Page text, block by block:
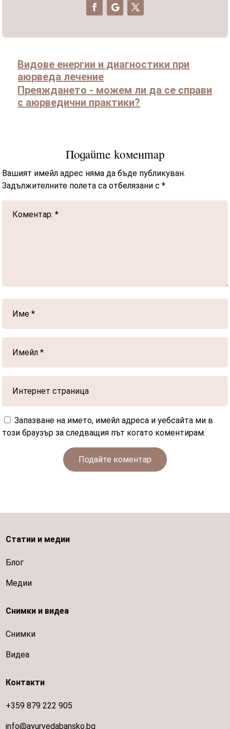
Видове енергии и диагностики при
аюрведа лечение
Преяждането - можем ли да се справи
с аюрведични практики?
Подайте коментар
Вашият имейл адрес няма да бъде публикуван.
Задължителните полета са отбелязани с*
Запазване на името, имейл адреса и уебсайта ми в
този браузър за следващия път когато коментирам.
Подайте коментар
Статии и медии
Блог
Медии
Снимки и видеа
Снимки
Видеа
Контакти
+359 879 222 905
info@ayurvedabansko.bg